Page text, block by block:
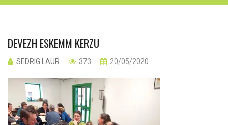
DEVEZH ESKEMM KERZU
SEDRIG LAUR 373 20/05/2020